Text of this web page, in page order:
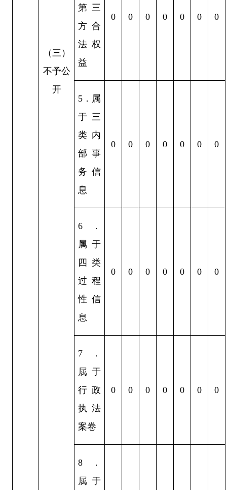
（三）
不予公
开
第三
方合
法权
益
0 0 0 0 0 0 0
5 ． 属
于三
类内
部事
务信
息
0 0 0 0 0 0 0
6 ．
属于
四类
过程
性信
息
0 0 0 0 0 0 0
7 ．
属于
行政
执法
案卷
0 0 0 0 0 0 0
8 ．
属于